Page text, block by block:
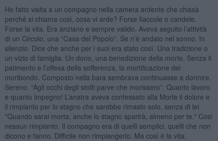
Ho fatto visita a un compagno nella camera ardente che chissà
perché si chiama così, cosa vi arde? Forse fiaccole o candele.
Forse la vita. Era anziano e sempre valido. Aveva seguito l’attività
di un Circolo, una “Casa del Popolo”. Se n’è andato nel sonno. In
silenzio. Dice che anche per i suoi era stato così. Una tradizione o
un vizio di famiglia. Un dono, una benedizione della morte. Senza il
patimento e l’offesa della sofferenza, la mortificazione del
moribondo. Composto nella bara sembrava continuasse a dormire.
Sereno. “Agli occhi degli stolti parve che morissero”. Quanto lavoro
e quanto impegno! L’anatra aveva confessato alla Morte il dolore e
il rimpianto per lo stagno che sarebbe rimasto solo, senza di lei.
"Quando sarai morta, anche lo stagno sparirà, almeno per te." Così
nessun rimpianto. Il compagno era di quelli semplici, quelli che non
dicono e fanno. Difficile non rimpiangerlo. Ma così è la vita.